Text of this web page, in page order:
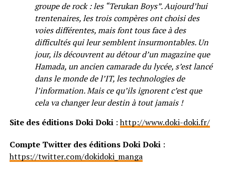
groupe de rock : les “Terukan Boys”. Aujourd’hui
trentenaires, les trois compères ont choisi des
voies différentes, mais font tous face à des
difficultés qui leur semblent insurmontables. Un
jour, ils découvrent au détour d’un magazine que
Hamada, un ancien camarade du lycée, s’est lancé
dans le monde de l’IT, les technologies de
l’information. Mais ce qu’ils ignorent c’est que
cela va changer leur destin à tout jamais !
Site des éditions Doki Doki:http://www.doki-doki.fr/
Compte Twitter des éditions Doki Doki:
https://twitter.com/dokidoki_manga